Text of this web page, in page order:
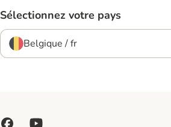
Sélectionnez votre pays
Belgique / fr